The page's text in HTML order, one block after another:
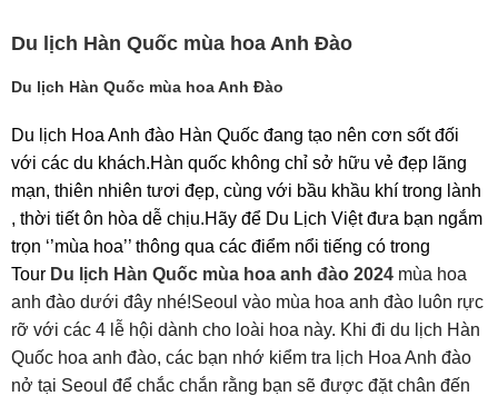
Du lịch Hàn Quốc mùa hoa Anh Đào
Du lịch Hàn Quốc mùa hoa Anh Đào
Du lịch Hoa Anh đào Hàn Quốc đang tạo nên cơn sốt đối
với các du khách.Hàn quốc không chỉ sở hữu vẻ đẹp lãng
mạn, thiên nhiên tươi đẹp, cùng với bầu khầu khí trong lành
, thời tiết ôn hòa dễ chịu.Hãy để Du Lịch Việt đưa bạn ngắm
trọn ‘’mùa hoa’’ thông qua các điểm nổi tiếng có trong
Tour Du lịch Hàn Quốc mùa hoa anh đào 2024 mùa hoa
anh đào dưới đây nhé!Seoul vào mùa hoa anh đào luôn rực
rỡ với các 4 lễ hội dành cho loài hoa này. Khi đi du lịch Hàn
Quốc hoa anh đào, các bạn nhớ kiểm tra lịch Hoa Anh đào
nở tại Seoul để chắc chắn rằng bạn sẽ được đặt chân đến